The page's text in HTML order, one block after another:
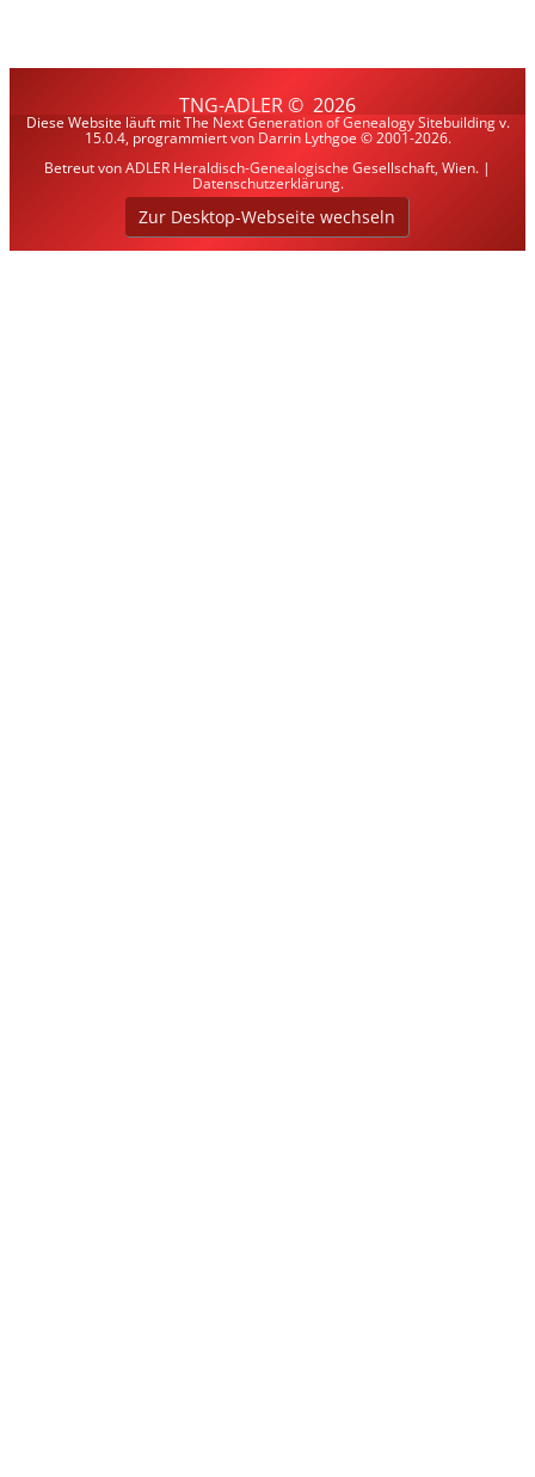
TNG-ADLER© 2026
Diese Website läuft mitThe Next Generation of Genealogy Sitebuildingv.
15.0.4, programmiert von Darrin Lythgoe © 2001-2026.
Betreut vonADLER Heraldisch-Genealogische Gesellschaft, Wien. |
Datenschutzerklärung.
Zur Desktop-Webseite wechseln